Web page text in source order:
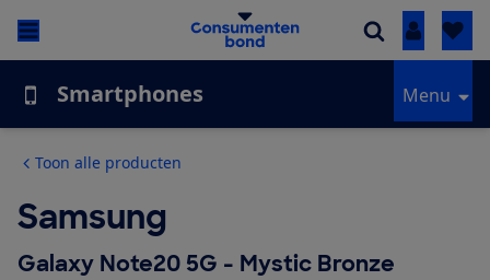
Inloggen
Smartphones Menu
Toon alle producten
Samsung
Galaxy Note20 5G - Mystic Bronze